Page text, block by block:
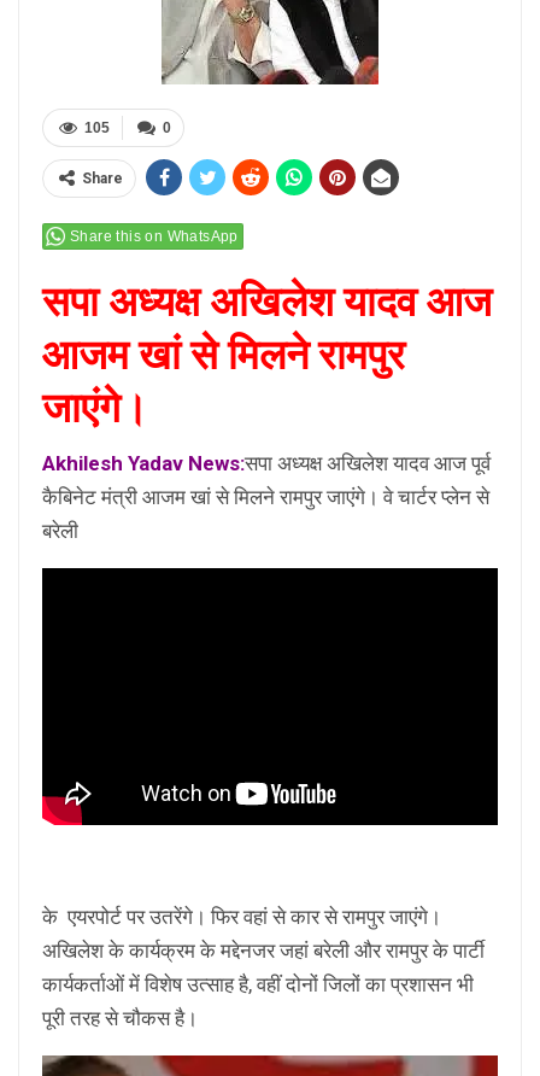
0
105
Share
Share this on WhatsApp
सपा अध्यक्ष अखिलेश यादव आज
आजम खां से मिलने रामपुर
जाएंगे।
Akhilesh Yadav News:सपा अध्यक्ष अखिलेश यादव आज पूर्व
कैबिनेट मंत्री आजम खां से मिलने रामपुर जाएंगे। वे चार्टर प्लेन से
बरेली
के एयरपोर्ट पर उतरेंगे। फिर वहां से कार से रामपुर जाएंगे।
अखिलेश के कार्यक्रम के मद्देनजर जहां बरेली और रामपुर के पार्टी
कार्यकर्ताओं में विशेष उत्साह है, वहीं दोनों जिलों का प्रशासन भी
पूरी तरह से चौकस है।